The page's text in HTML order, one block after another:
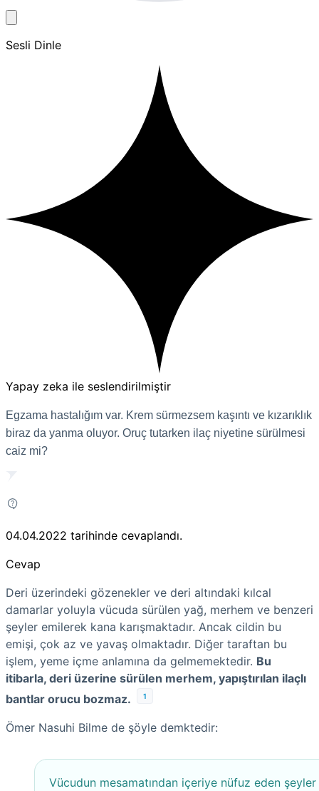
Sesli Dinle
Yapay zeka ile seslendirilmiştir
Egzama hastalığım var. Krem sürmezsem kaşıntı ve kızarıklık
biraz da yanma oluyor. Oruç tutarken ilaç niyetine sürülmesi
caiz mi?
04.04.2022 tarihinde cevaplandı.
Cevap
Deri üzerindeki gözenekler ve deri altındaki kılcal
damarlar yoluyla vücuda sürülen yağ, merhem ve benzeri
şeyler emilerek kana karışmaktadır. Ancak cildin bu
emişi, çok az ve yavaş olmaktadır. Diğer taraftan bu
işlem, yeme içme anlamına da gelmemektedir. Bu
itibarla, deri üzerine sürülen merhem, yapıştırılan ilaçlı
bantlar orucu bozmaz.
1
Ömer Nasuhi Bilme de şöyle demktedir:
Vücudun mesamatından içeriye nüfuz eden